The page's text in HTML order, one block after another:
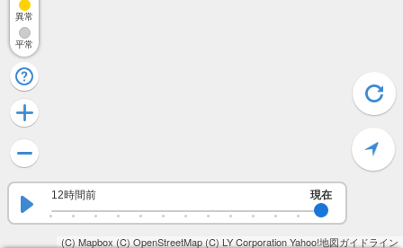
(C) Mapbox (C) OpenStreetMap(C) LY CorporationYahoo!地図ガイドライン
12時間前 現在
異常
平常